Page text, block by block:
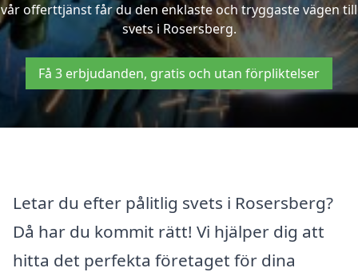
vår offerttjänst får du den enklaste och tryggaste vägen till
svets i Rosersberg.
Få 3 erbjudanden, gratis och utan förpliktelser
Letar du efter pålitlig svets i Rosersberg?
Då har du kommit rätt! Vi hjälper dig att
hitta det perfekta företaget för dina